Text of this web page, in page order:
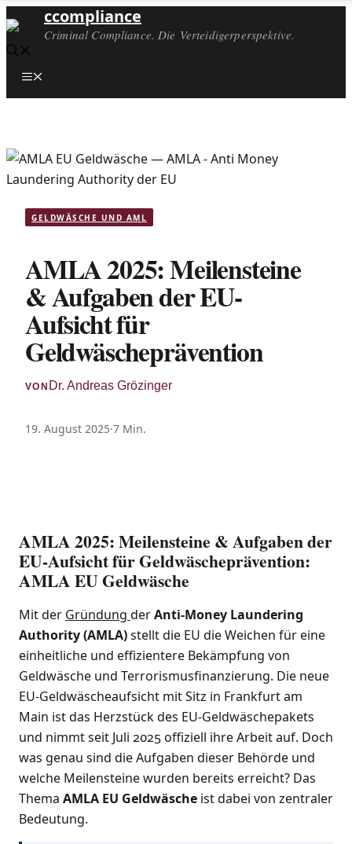
ccompliance
Criminal Compliance. Die Verteidigerperspektive.
Menü
GELDWÄSCHE UND AML
AMLA 2025: Meilensteine
& Aufgaben der EU-
Aufsicht für
Geldwäscheprävention
VON Dr. Andreas Grözinger
19. August 2025·7 Min.
AMLA 2025: Meilensteine & Aufgaben der
EU-Aufsicht für Geldwäscheprävention:
AMLA EU Geldwäsche
Mit der Gründung derAnti-Money Laundering
Authority (AMLA)stellt die EU die Weichen für eine
einheitliche und effizientere Bekämpfung von
Geldwäsche und Terrorismusfinanzierung. Die neue
EU-Geldwäscheaufsicht mit Sitz in Frankfurt am
Main ist das Herzstück des EU-Geldwäschepakets
und nimmt seit Juli 2025 offiziell ihre Arbeit auf. Doch
was genau sind die Aufgaben dieser Behörde und
welche Meilensteine wurden bereits erreicht? Das
Thema AMLA EU Geldwäsche ist dabei von zentraler
Bedeutung.